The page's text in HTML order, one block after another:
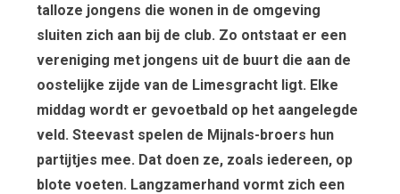
talloze jongens die wonen in de omgeving
sluiten zich aan bij de club. Zo ontstaat er een
vereniging met jongens uit de buurt die aan de
oostelijke zijde van de Limesgracht ligt. Elke
middag wordt er gevoetbald op het aangelegde
veld. Steevast spelen de Mijnals-broers hun
partijtjes mee. Dat doen ze, zoals iedereen, op
blote voeten. Langzamerhand vormt zich een